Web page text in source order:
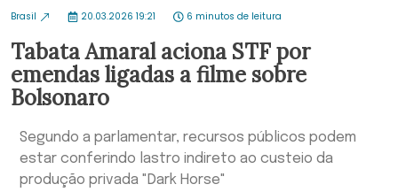
Brasil 20.03.2026 19:21 6 minutos de leitura
Tabata Amaral aciona STF por
emendas ligadas a filme sobre
Bolsonaro
Segundo a parlamentar, recursos públicos podem
estar conferindo lastro indireto ao custeio da
produção privada "Dark Horse"